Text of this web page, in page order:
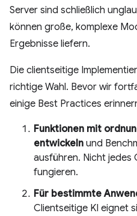
Server sind schließlich
können große, komplexe
Ergebnisse liefern.
Die clientseitige
richtige Wahl. Bevor wir
einige Best Practices
Funktionen mit
entwickeln und
ausführen. Nicht jedes
fungieren.
Für bestimmte
Clientseitige KI eignet